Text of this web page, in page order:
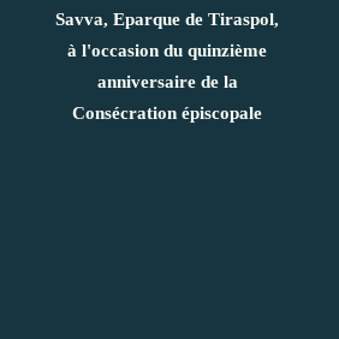
Savva, Eparque de Tiraspol,
à l'occasion du quinzième
anniversaire de la
Consécration épiscopale